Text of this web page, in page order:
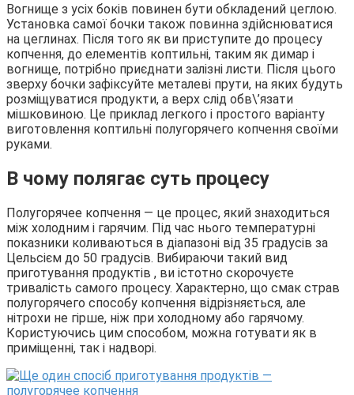
Вогнище з усіх боків повинен бути обкладений цеглою.
Установка самої бочки також повинна здійснюватися
на цеглинах. Після того як ви приступите до процесу
копчення, до елементів коптильні, таким як димар і
вогнище, потрібно приєднати залізні листи. Після цього
зверху бочки зафіксуйте металеві прути, на яких будуть
розміщуватися продукти, а верх слід обв\’язати
мішковиною. Це приклад легкого і простого варіанту
виготовлення коптильні полугорячего копчення своїми
руками.
В чому полягає суть процесу
Полугорячее копчення — це процес, який знаходиться
між холодним і гарячим. Під час нього температурні
показники коливаються в діапазоні від 35 градусів за
Цельсієм до 50 градусів. Вибираючи такий вид
приготування продуктів , ви істотно скорочуєте
тривалість самого процесу. Характерно, що смак страв
полугорячего способу копчення відрізняється, але
нітрохи не гірше, ніж при холодному або гарячому.
Користуючись цим способом, можна готувати як в
приміщенні, так і надворі.